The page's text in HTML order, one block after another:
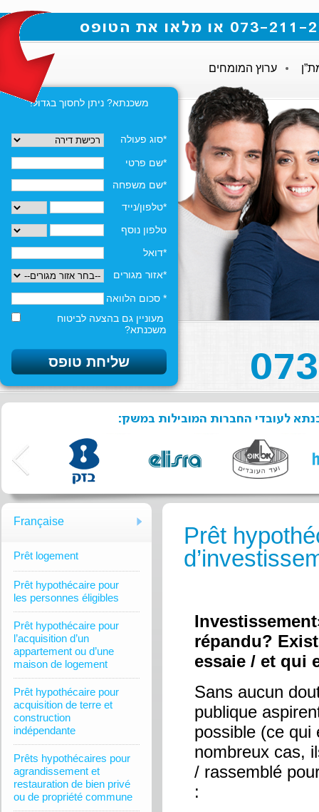
ערוץ המומחים
משכנתא? ניתן לחסוך בגדול!
*סוג פעולה
*שם פרטי
*שם משפחה
*טלפון/נייד
טלפון נוסף
*דואל
*אזור מגורים
* סכום הלוואה
מעוניין גם בהצעה לביטוח
משכנתא?
לעובדי החברות המובילות במשק:
Française
Prêt logement
Prêt hypothécaire pour
les personnes éligibles
Prêt hypothécaire pour
l’acquisition d’un
appartement ou d’une
maison de logement
Prêt hypothécaire pour
acquisition de terre et
construction
indépendante
Prêts hypothécaires pour
agrandissement et
restauration de bien privé
ou de propriété commune
Prêt
répandu?
essaie / et qui
Sans aucun
publique
possible (ce qui
nombreux cas,
/ rassemblé
: